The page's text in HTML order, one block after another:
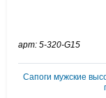
арт: 5-320-G15
Сапоги мужские